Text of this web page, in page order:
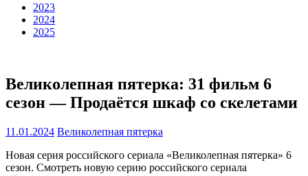
2023
2024
2025
Великолепная пятерка: 31 фильм 6
сезон — Продаётся шкаф со скелетами
11.01.2024 Великолепная пятерка
Новая серия российского сериала «Великолепная пятерка» 6
сезон. Смотреть новую серию российского сериала